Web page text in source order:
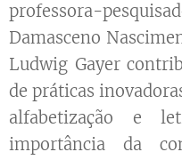
professora-
Damasceno
Ludwig Gayer
de práticas
alfabetização e
importância da